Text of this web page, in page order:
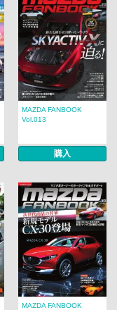
MAZDA FANBOOK
Vol.013
購入
MAZDA FANBOOK